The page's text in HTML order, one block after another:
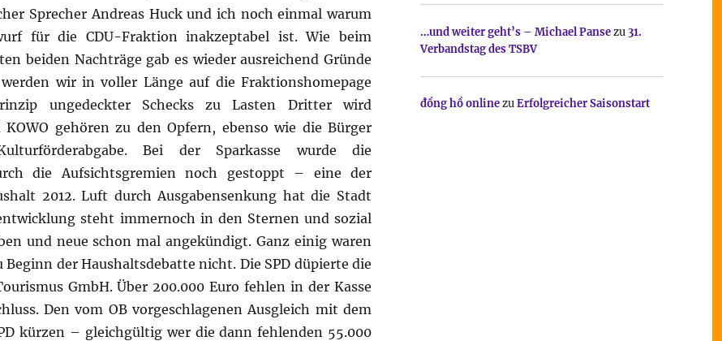
Sprecher Andreas Huck und ich noch einmal warum
für die CDU-Fraktion inakzeptabel ist. Wie beim
beiden Nachträge gab es wieder ausreichend Gründe
wir in voller Länge auf die Fraktionshomepage
ungedeckter Schecks zu Lasten Dritter wird
KOWO gehören zu den Opfern, ebenso wie die Bürger
Bei der Sparkasse wurde die
die Aufsichtsgremien noch gestoppt – eine der
2012. Luft durch Ausgabensenkung hat die Stadt
steht immernoch in den Sternen und sozial
und neue schon mal angekündigt. Ganz einig waren
der Haushaltsdebatte nicht. Die SPD düpierte die
GmbH. Über 200.000 Euro fehlen in der Kasse
Den vom OB vorgeschlagenen Ausgleich mit dem
kürzen – gleichgültig wer die dann fehlenden 55.000
…und weiter geht’s – Michael Pansezu31.
Verbandstag des TSBV
đồng hồ onlinezuErfolgreicher Saisonstart